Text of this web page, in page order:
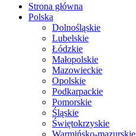
Strona główna
Polska
Dolnośląskie
Lubelskie
Łódzkie
Małopolskie
Mazowieckie
Opolskie
Podkarpackie
Pomorskie
Śląskie
Świętokrzyskie
Warmińsko-mazurskie